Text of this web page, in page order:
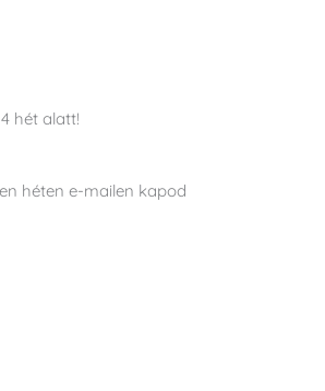
hét alatt!
héten e-mailen kapod